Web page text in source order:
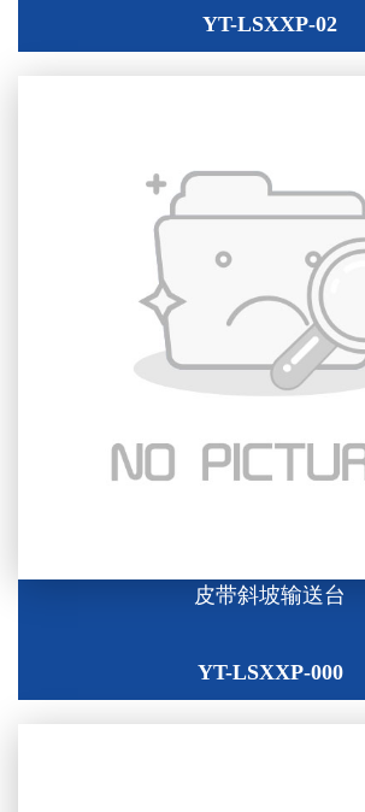
YT-LSXXP-02
皮带斜坡输送台
YT-LSXXP-000